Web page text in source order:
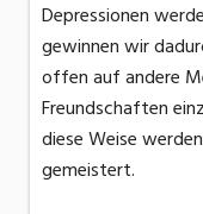
Depressionen
gewinnen wir
offen auf andere
Freundschaften
diese Weise
gemeistert.